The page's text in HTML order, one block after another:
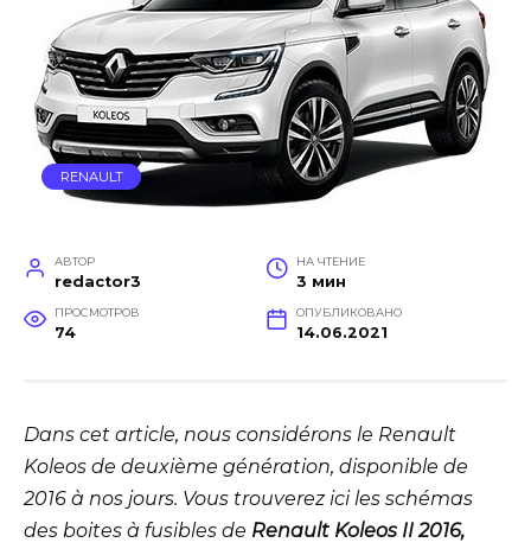
RENAULT
АВТОР
redactor3
НА ЧТЕНИЕ
3 мин
ПРОСМОТРОВ
74
ОПУБЛИКОВАНО
14.06.2021
Dans cet article, nous considérons le Renault
Koleos de deuxième génération, disponible de
2016 à nos jours. Vous trouverez ici les schémas
des boites à fusibles de Renault Koleos II 2016,